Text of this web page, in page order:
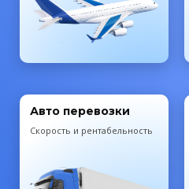
Авто перевозки
Скорость и рентабельность